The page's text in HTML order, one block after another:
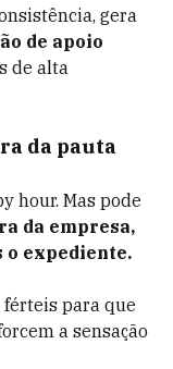
gera
de apoio
de alta
da pauta
hour. Mas pode
da empresa,
o expediente.
férteis para que
a sensação